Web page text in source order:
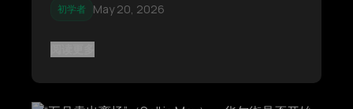
持低位。
初学者 May 20, 2026